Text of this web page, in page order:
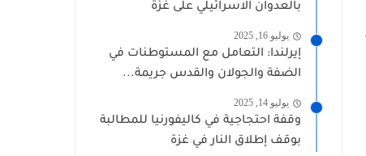
بالعدوان الاسرائيلي على غزة
يوليو 16, 2025
إيرلندا: التعامل مع المستوطنات في
الضفة والجولان والقدس جريمة...
يوليو 14, 2025
وقفة احتجاجية في كاليفورنيا للمطالبة
بوقف إطلاق النار في غزة